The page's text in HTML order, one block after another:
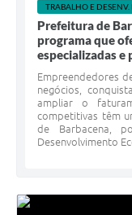
TRABALHO E
Prefeitura de
programa que
especializadas e
Empreendedores
negócios,
ampliar o
competitivas têm
de Barbacena,
Desenvolvimento